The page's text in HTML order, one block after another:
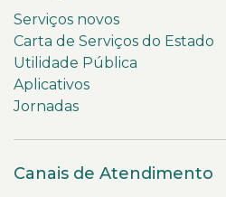
Serviços novos
Carta de Serviços do Estado
Utilidade Pública
Aplicativos
Jornadas
Canais de Atendimento